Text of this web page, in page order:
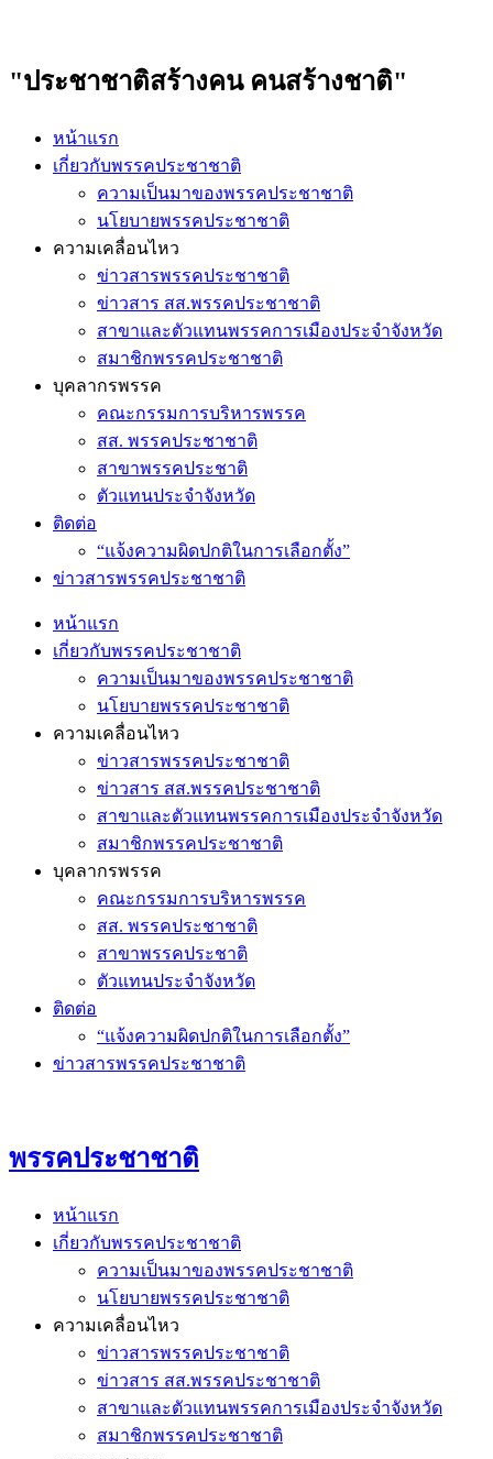
"ประชาชาติสร้างคน คนสร้างชาติ"
หน้าแรก
เกี่ยวกับพรรคประชาชาติ
ความเป็นมาของพรรคประชาชาติ
นโยบายพรรคประชาชาติ
ความเคลื่อนไหว
ข่าวสารพรรคประชาชาติ
ข่าวสาร สส.พรรคประชาชาติ
สาขาและตัวแทนพรรคการเมืองประจำจังหวัด
สมาชิกพรรคประชาชาติ
บุคลากรพรรค
คณะกรรมการบริหารพรรค
สส. พรรคประชาชาติ
สาขาพรรคประชาติ
ตัวแทนประจำจังหวัด
ติดต่อ
“แจ้งความผิดปกติในการเลือกตั้ง”
ข่าวสารพรรคประชาชาติ
หน้าแรก
เกี่ยวกับพรรคประชาชาติ
ความเป็นมาของพรรคประชาชาติ
นโยบายพรรคประชาชาติ
ความเคลื่อนไหว
ข่าวสารพรรคประชาชาติ
ข่าวสาร สส.พรรคประชาชาติ
สาขาและตัวแทนพรรคการเมืองประจำจังหวัด
สมาชิกพรรคประชาชาติ
บุคลากรพรรค
คณะกรรมการบริหารพรรค
สส. พรรคประชาชาติ
สาขาพรรคประชาติ
ตัวแทนประจำจังหวัด
ติดต่อ
“แจ้งความผิดปกติในการเลือกตั้ง”
ข่าวสารพรรคประชาชาติ
พรรคประชาชาติ
หน้าแรก
เกี่ยวกับพรรคประชาชาติ
ความเป็นมาของพรรคประชาชาติ
นโยบายพรรคประชาชาติ
ความเคลื่อนไหว
ข่าวสารพรรคประชาชาติ
ข่าวสาร สส.พรรคประชาชาติ
สาขาและตัวแทนพรรคการเมืองประจำจังหวัด
สมาชิกพรรคประชาชาติ